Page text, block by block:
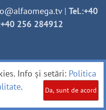
| Tel.:+40
256 284912
Info și setări: Politica
. Da, sunt de acord